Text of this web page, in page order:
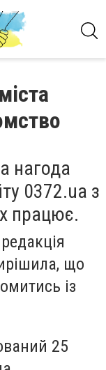
нагода
0372.ua з
працює.
що
із
25